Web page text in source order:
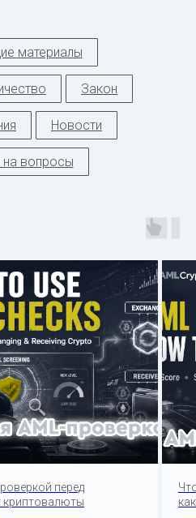
материалы
Закон
Новости
на вопросы
перед
криптовалюты